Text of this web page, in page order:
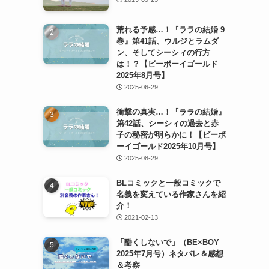
荒れる予感…！『ララの結婚 9
巻』第41話、ウルジとラムダ
ン、そしてシーシィの行方
は！？【ビーボーイゴールド
2025年8月号】
2025-06-29
衝撃の真実…！『ララの結婚』
第42話、シーシィの過去と赤
子の秘密が明らかに！【ビーボ
ーイゴールド2025年10月号】
2025-08-29
BLコミックと一般コミックで
名義を変えている作家さんを紹
介！
2021-02-13
「酷くしないで」（BE×BOY
2025年7月号）ネタバレ＆感想
＆考察